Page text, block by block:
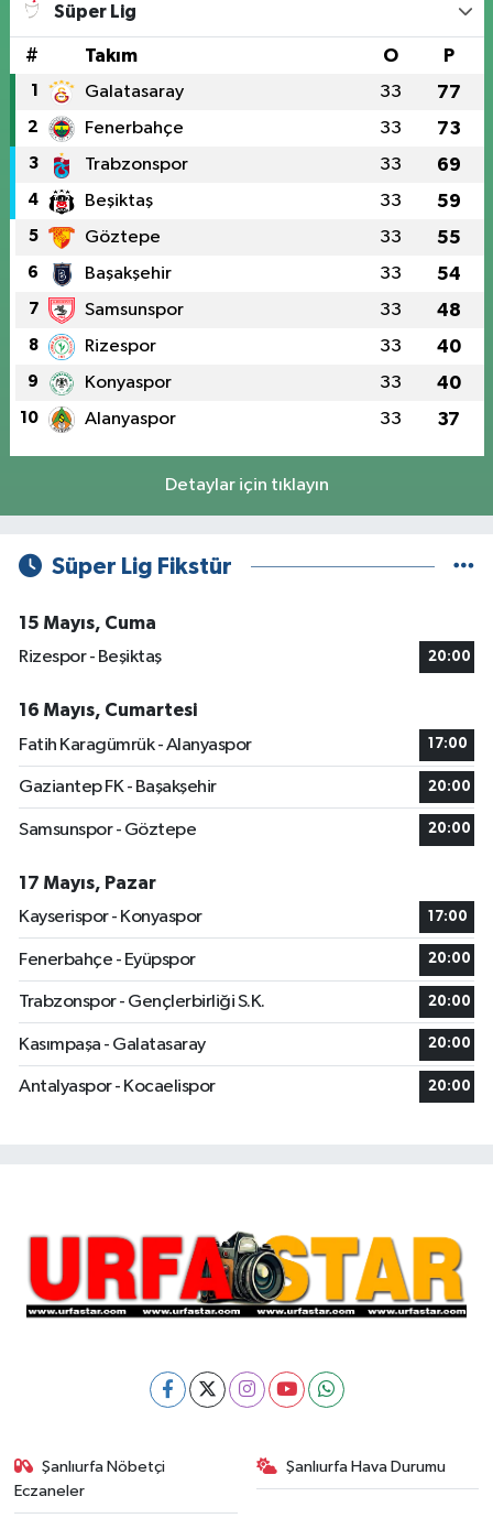
Süper Lig
# Takım O P
1 Galatasaray 33 77
2 Fenerbahçe 33 73
3 Trabzonspor 33 69
4 Beşiktaş 33 59
5 Göztepe 33 55
6 Başakşehir 33 54
7 Samsunspor 33 48
8 Rizespor 33 40
9 Konyaspor 33 40
10 Alanyaspor 33 37
Detaylar için tıklayın
Süper Lig Fikstür
15 Mayıs, Cuma
Rizespor - Beşiktaş
20:00
16 Mayıs, Cumartesi
Fatih Karagümrük - Alanyaspor
17:00
Gaziantep FK - Başakşehir 20:00
Samsunspor - Göztepe 20:00
17 Mayıs, Pazar
Kayserispor - Konyaspor
17:00
Fenerbahçe - Eyüpspor 20:00
Trabzonspor - Gençlerbirliği S.K. 20:00
Kasımpaşa - Galatasaray 20:00
Antalyaspor - Kocaelispor 20:00
Şanlıurfa Nöbetçi
Eczaneler
Şanlıurfa Hava Durumu